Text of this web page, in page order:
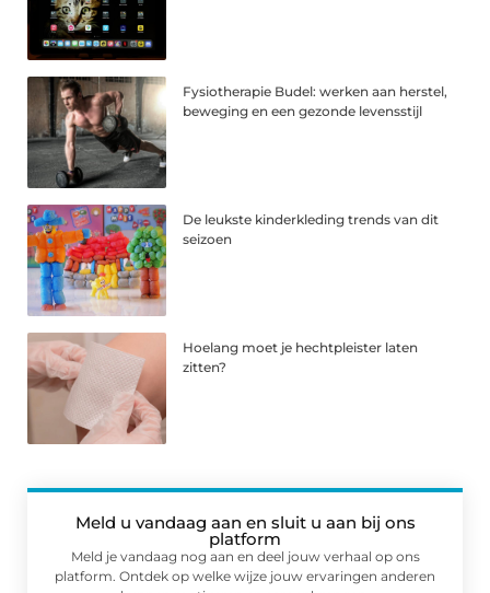
Fysiotherapie Budel: werken aan herstel,
beweging en een gezonde levensstijl
De leukste kinderkleding trends van dit
seizoen
Hoelang moet je hechtpleister laten
zitten?
Meld u vandaag aan en sluit u aan bij ons
platform
Meld je vandaag nog aan en deel jouw verhaal op ons
platform. Ontdek op welke wijze jouw ervaringen anderen